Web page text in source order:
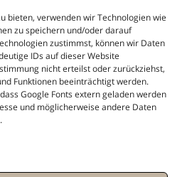
bieten, verwenden wir Technologien wie
zu speichern und/oder darauf
zustimmst, können wir Daten
IDs auf dieser Website
nicht erteilst oder zurückziehst,
Funktionen beeinträchtigt werden.
Google Fonts extern geladen werden
und möglicherweise andere Daten